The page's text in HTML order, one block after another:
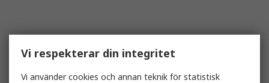
Vi respekterar din integritet
Vi använder cookies och annan teknik för statistisk